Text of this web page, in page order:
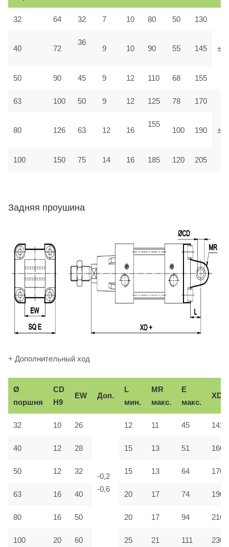
32 64 32 7 10 80 50 130
40 72
36
9 10 90 55 145
50 90 45 9 12 110 68 155
63 100 50 9 12 125 78 170
80 126 63 12 16
155
100 190
100 150 75 14 16 185 120 205
Задняя проушина
+ Дополнительный ход
Ø
поршня
CD
H9
EW Доп.
L
мин.
MR
макс.
E
макс.
XD
32 10 26
-0,2
-0,6
12 11 45 142
40 12 28 15 13 51 160
50 12 32 15 13 64 170
63 16 40 20 17 74 190
80 16 50 20 17 94 210
100 20 60 25 21 111 230